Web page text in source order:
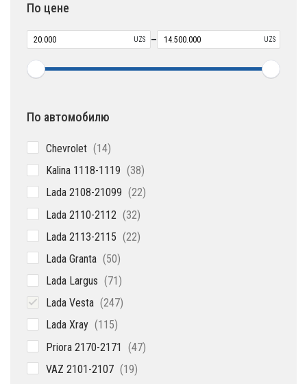
По цене
UZS – UZS
По автомобилю
Chevrolet 1414
Kalina 1118-1119 3838
Lada 2108-21099 2222
Lada 2110-2112 3232
Lada 2113-2115 2222
Lada Granta 5050
Lada Largus 7171
Lada Vesta 247247
Lada Xray 115115
Priora 2170-2171 4747
VAZ 2101-2107 1919